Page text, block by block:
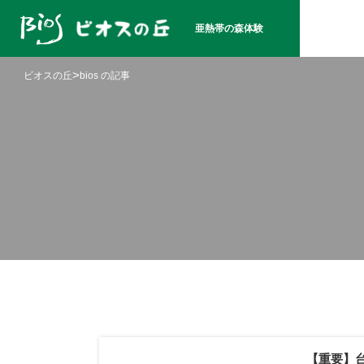
亜熱帯の森体験
ビオスの丘> bios の記事
【重要】